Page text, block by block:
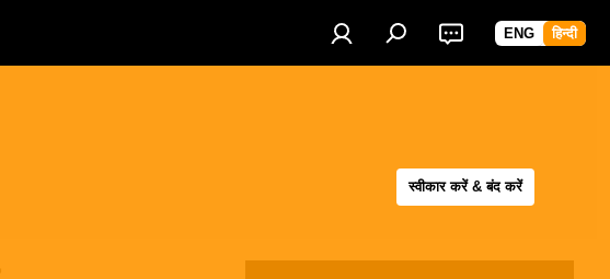
ENG हिन्दी
स्वीकार करें & बंद करें